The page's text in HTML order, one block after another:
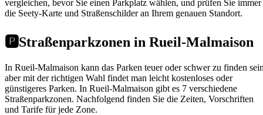
vergleichen, bevor Sie einen Parkplatz wählen, und prüfen Sie immer
die Seety-Karte und Straßenschilder an Ihrem genauen Standort.
🅿️Straßenparkzonen in Rueil-Malmaison
In Rueil-Malmaison kann das Parken teuer oder schwer zu finden
aber mit der richtigen Wahl findet man leicht kostenloses oder
günstigeres Parken. In Rueil-Malmaison gibt es 7 verschiedene
Straßenparkzonen. Nachfolgend finden Sie die Zeiten, Vorschriften
und Tarife für jede Zone.